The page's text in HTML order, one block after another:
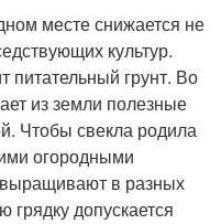
месте снижается не
культур.
питательный грунт. Во
из земли полезные
Чтобы свекла родила
огородными
в разных
допускается